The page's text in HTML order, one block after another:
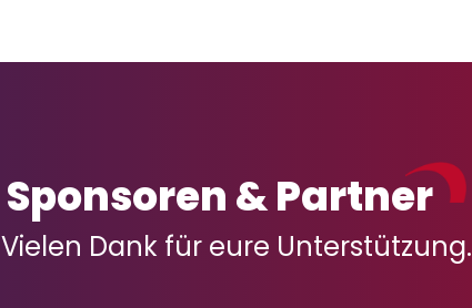
Sponsoren & Partner
Vielen Dank für eure Unterstützung.